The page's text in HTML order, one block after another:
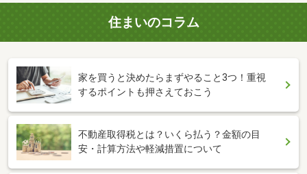
住まいのコラム
家を買うと決めたらまずやること3つ！重視
するポイントも押さえておこう
不動産取得税とは？いくら払う？金額の目
安・計算方法や軽減措置について